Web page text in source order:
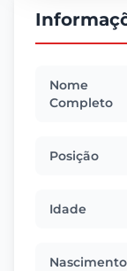
Nome
Completo
Posição
Idade
Nascimento